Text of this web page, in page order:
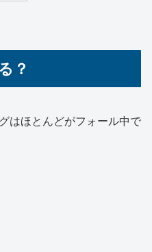
？
はほとんどがフォール中で